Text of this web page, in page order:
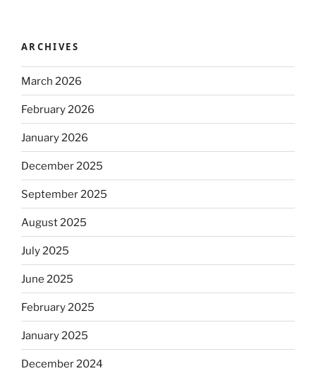
ARCHIVES
March 2026
February 2026
January 2026
December 2025
September 2025
August 2025
July 2025
June 2025
February 2025
January 2025
December 2024